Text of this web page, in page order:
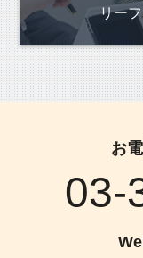
リー
お
03-